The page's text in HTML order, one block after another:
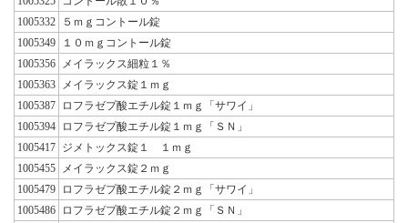
1005332
５ｍｇコントール錠
1005349
１０ｍｇコントール錠
1005356
メイラックス細粒１％
1005363
メイラックス錠１ｍｇ
1005387
ロフラゼプ酸エチル錠１ｍｇ「サワイ」
1005394
ロフラゼプ酸エチル錠１ｍｇ「ＳＮ」
1005417 ジメトックス錠１ １ｍｇ
1005455
メイラックス錠２ｍｇ
1005479
ロフラゼプ酸エチル錠２ｍｇ「サワイ」
1005486
ロフラゼプ酸エチル錠２ｍｇ「ＳＮ」